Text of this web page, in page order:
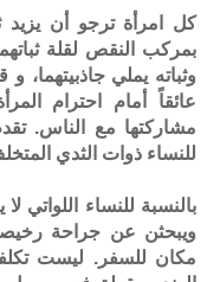
كل امرأة ترجو أن يزيد
بمركب النقص لقلة
وثباته يملي جاذبيتهما،
عائقاً أمام احترام
مشاركتها مع الناس.
للنساء ذوات الثدي
بالنسبة للنساء اللواتي
ويبحثن عن جراحة
مكان للسفر. ليست